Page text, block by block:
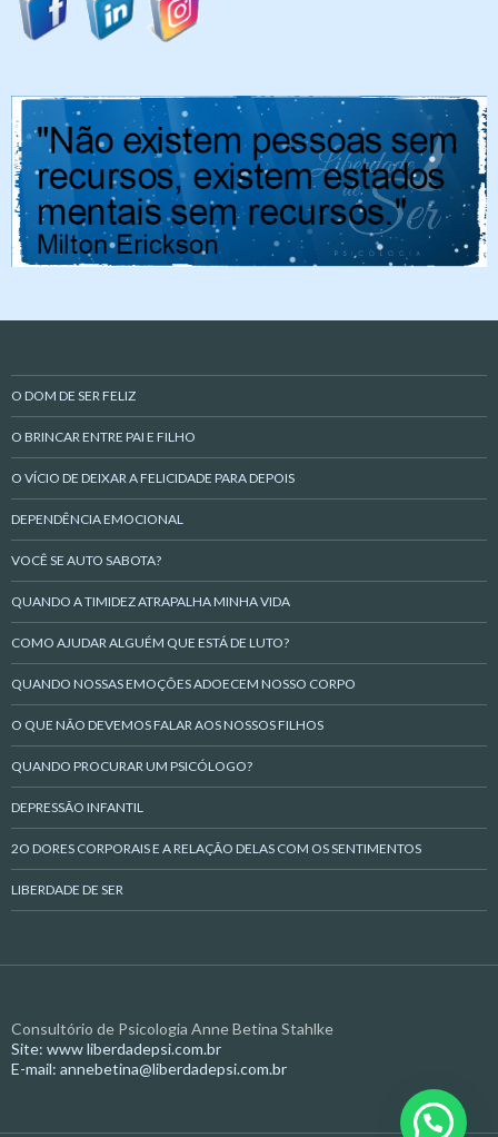
O DOM DE SER FELIZ
O BRINCAR ENTRE PAI E FILHO
O VÍCIO DE DEIXAR A FELICIDADE PARA DEPOIS
DEPENDÊNCIA EMOCIONAL
VOCÊ SE AUTO SABOTA?
QUANDO A TIMIDEZ ATRAPALHA MINHA VIDA
COMO AJUDAR ALGUÉM QUE ESTÁ DE LUTO?
QUANDO NOSSAS EMOÇÕES ADOECEM NOSSO CORPO
O QUE NÃO DEVEMOS FALAR AOS NOSSOS FILHOS
QUANDO PROCURAR UM PSICÓLOGO?
DEPRESSÃO INFANTIL
2O DORES CORPORAIS E A RELAÇÃO DELAS COM OS SENTIMENTOS
LIBERDADE DE SER
Consultório de Psicologia Anne Betina Stahlke
Site: www liberdadepsi.com.br
E-mail: annebetina@liberdadepsi.com.br